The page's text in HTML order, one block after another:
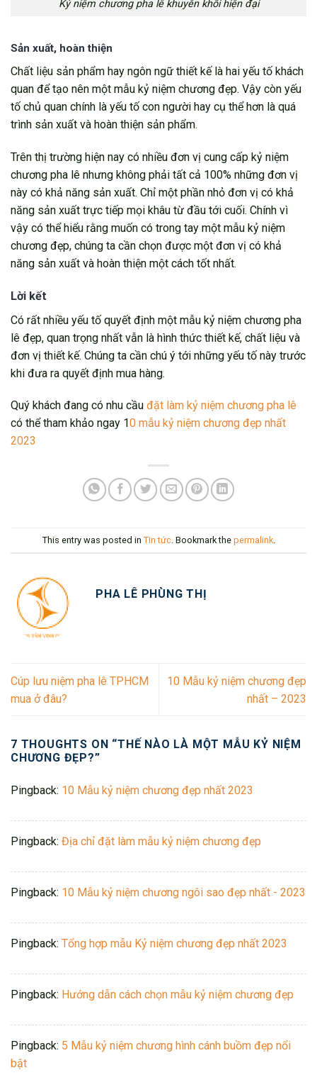
Kỷ niệm chương pha lê khuyên khối hiện đại
Sản xuất, hoàn thiện
Chất liệu sản phẩm hay ngôn ngữ thiết kế là hai yếu tố khách
quan để tạo nên một mẫu kỷ niệm chương đẹp. Vậy còn yếu
tố chủ quan chính là yếu tố con người hay cụ thể hơn là quá
trình sản xuất và hoàn thiện sản phẩm.
Trên thị trường hiện nay có nhiều đơn vị cung cấp kỷ niệm
chương pha lê nhưng không phải tất cả 100% những đơn vị
này có khả năng sản xuất. Chỉ một phần nhỏ đơn vị có khả
năng sản xuất trực tiếp mọi khâu từ đầu tới cuối. Chính vì
vậy có thể hiểu rằng muốn có trong tay một mẫu kỷ niệm
chương đẹp, chúng ta cần chọn được một đơn vị có khả
năng sản xuất và hoàn thiện một cách tốt nhất.
Lời kết
Có rất nhiều yếu tố quyết định một mẫu kỷ niệm chương pha
lê đẹp, quan trọng nhất vẫn là hình thức thiết kế, chất liệu và
đơn vị thiết kế. Chúng ta cần chú ý tới những yếu tố này trước
khi đưa ra quyết định mua hàng.
Quý khách đang có nhu cầu đặt làm kỷ niệm chương pha lê
có thể tham khảo ngay 10 mẫu kỷ niệm chương đẹp nhất
2023
This entry was posted in Tin tức. Bookmark the permalink.
PHA LÊ PHÙNG THỊ
Cúp lưu niệm pha lê TPHCM
mua ở đâu?
10 Mẫu kỷ niệm chương đẹp
nhất – 2023
7 THOUGHTS ON “THẾ NÀO LÀ MỘT MẪU KỶ NIỆM
CHƯƠNG ĐẸP?”
Pingback: 10 Mẫu kỷ niệm chương đẹp nhất 2023
Pingback: Địa chỉ đặt làm mẫu kỷ niệm chương đẹp
Pingback: 10 Mẫu kỷ niệm chương ngôi sao đẹp nhất - 2023
Pingback: Tổng hợp mẫu Kỷ niệm chương đẹp nhất 2023
Pingback: Hướng dẫn cách chọn mẫu kỷ niệm chương đẹp
Pingback: 5 Mẫu kỷ niệm chương hình cánh buồm đẹp nổi
bật